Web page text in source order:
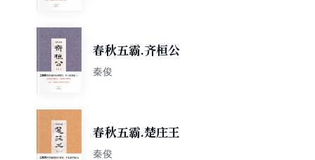
春秋五霸.齐桓公
秦俊
春秋五霸.楚庄王
秦俊